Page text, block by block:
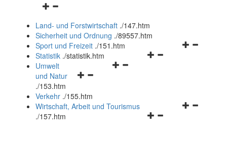
Navigationsmenü
und
schließen
Land- und Forstwirtschaft ./147.htm
Sicherheit und Ordnung ./89557.htm
Navigationsmenü
Sport und Freizeit ./151.htm
Navigationsmenü
Statistik ./statistik.htm
Navigationsmenü
und
schließen
Umwelt
und Natur
./153.htm
Verkehr ./155.htm
Navigationsmenü
Wirtschaft, Arbeit und Tourismus
./157.htm